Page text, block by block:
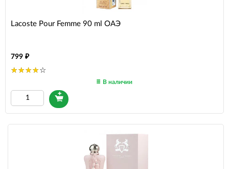
Lacoste Pour Femme 90 ml ОАЭ
799
В наличии